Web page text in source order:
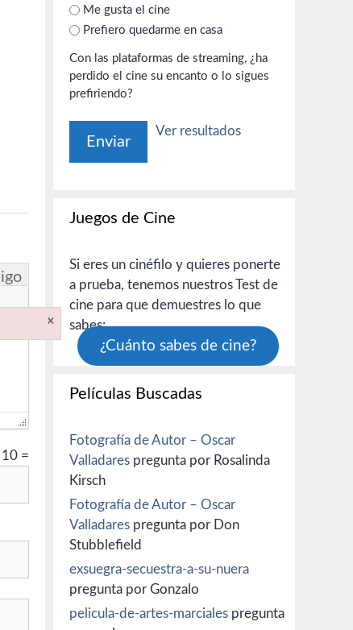
10 =
Me gusta el cine
Prefiero quedarme en casa
Con las plataformas de streaming, ¿ha
perdido el cine su encanto o lo sigues
prefiriendo?
Ver resultados
Juegos de Cine
Si eres un cinéfilo y quieres ponerte
a prueba, tenemos nuestros Test de
cine para que demuestres lo que
sabes:
¿Cuánto sabes de cine?
Películas Buscadas
Fotografía de Autor – Oscar
Valladares pregunta por Rosalinda
Kirsch
Fotografía de Autor – Oscar
Valladares pregunta por Don
Stubblefield
exsuegra-secuestra-a-su-nuera
pregunta por Gonzalo
pelicula-de-artes-marciales pregunta
×